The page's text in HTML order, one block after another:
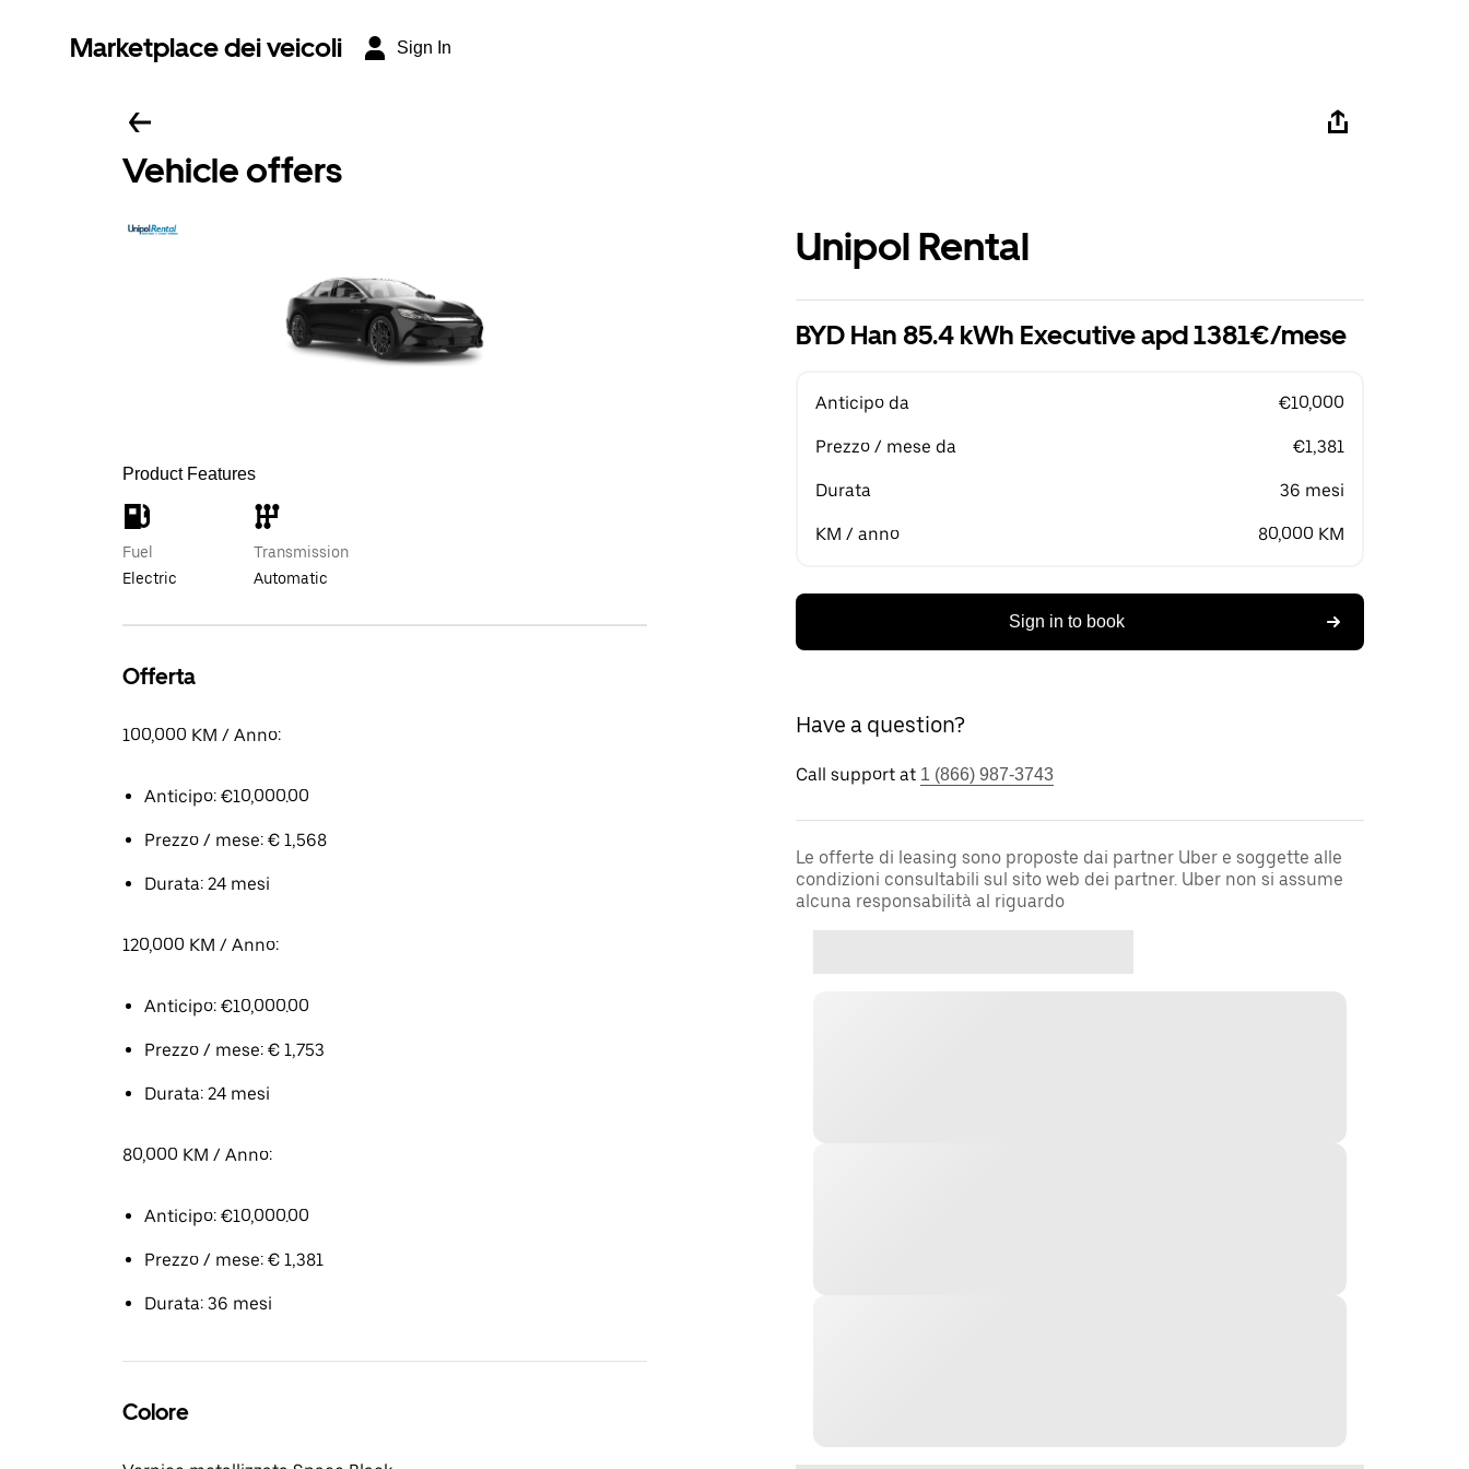
Marketplace dei veicoli Sign In
Vehicle offers
Product Features
Fuel
Electric
Transmission
Automatic
Offerta
100,000 KM / Anno:
Anticipo: €10,000.00
Prezzo / mese: € 1,568
Durata: 24 mesi
120,000 KM / Anno:
Anticipo: €10,000.00
Prezzo / mese: € 1,753
Durata: 24 mesi
80,000 KM / Anno:
Anticipo: €10,000.00
Prezzo / mese: € 1,381
Durata: 36 mesi
Colore
Unipol Rental
BYD Han 85.4 kWh Executive apd 1381€/mese
Anticipo da €10,000
Prezzo / mese da €1,381
Durata 36 mesi
KM / anno 80,000 KM
Sign in to book
Have a question?
Call support at 1 (866) 987-3743
Le offerte di leasing sono proposte dai partner Uber e soggette alle
condizioni consultabili sul sito web dei partner. Uber non si assume
alcuna responsabilità al riguardo